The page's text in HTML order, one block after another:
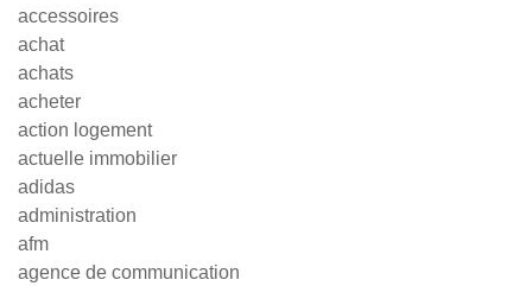
accessoires
achat
achats
acheter
action logement
actuelle immobilier
adidas
administration
afm
agence de communication